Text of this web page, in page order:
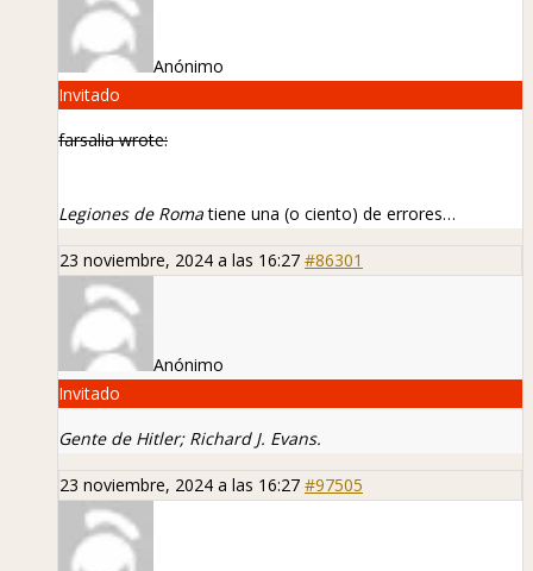
Anónimo
Invitado
farsalia wrote:
Legiones de Romatiene una (o ciento) de errores…
23 noviembre, 2024 a las 16:27 #86301
Anónimo
Invitado
Gente de Hitler; Richard J. Evans.
23 noviembre, 2024 a las 16:27 #97505